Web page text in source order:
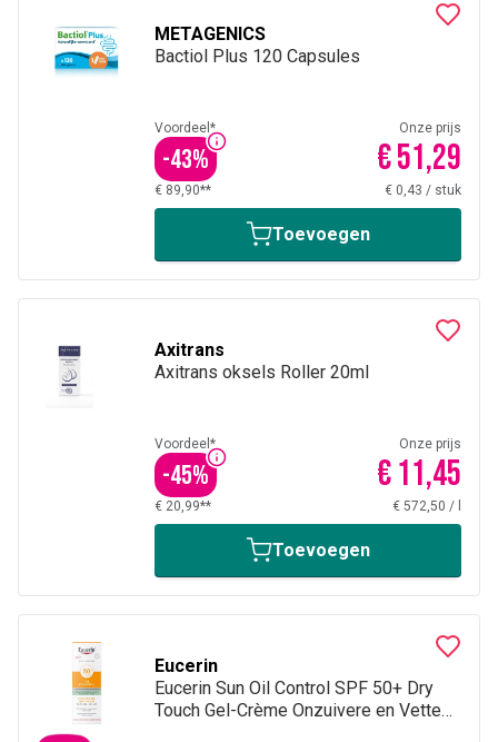
METAGENICS
Bactiol Plus 120 Capsules
Voordeel*
-43%
Onze prijs
€ 51,29
€ 89,90** € 0,43 / stuk
Toevoegen
Axitrans
Axitrans oksels Roller 20ml
Voordeel*
-45%
Onze prijs
€ 11,45
€ 20,99** € 572,50 /
Toevoegen
Eucerin
Eucerin Sun Oil Control SPF 50+ Dry
Touch Gel-Crème Onzuivere en Vette